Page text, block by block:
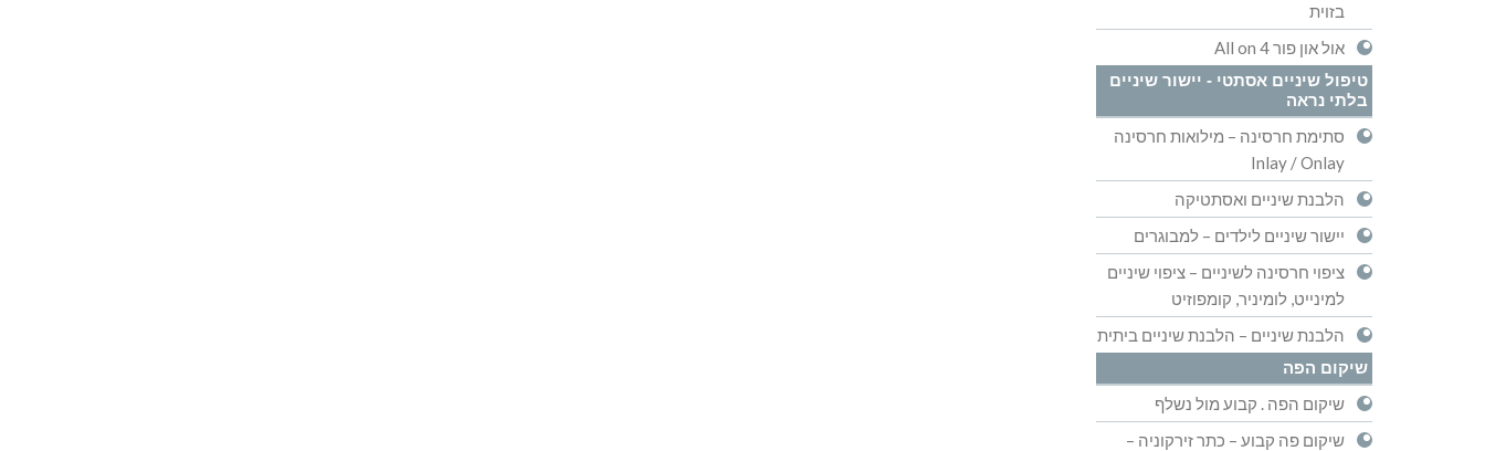
בזוית
אול און פור All on 4
טיפול שיניים אסתטי - יישור שיניים
בלתי נראה
סתימת חרסינה – מילואות חרסינה
Inlay / Onlay
הלבנת שיניים ואסתטיקה
יישור שיניים לילדים – למבוגרים
ציפוי חרסינה לשיניים – ציפוי שיניים
למינייט, לומיניר, קומפוזיט
הלבנת שיניים – הלבנת שיניים ביתית
שיקום הפה
שיקום הפה . קבוע מול נשלף
שיקום פה קבוע – כתר זירקוניה –